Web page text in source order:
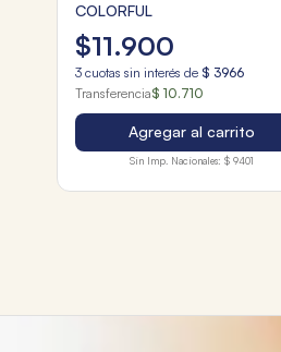
COLORFUL
$11.900
3 cuotas sin interés de $ 3966
Transferencia$ 10.710
Agregar al carrito
Sin Imp. Nacionales: $ 9401